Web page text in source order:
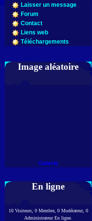
Laisser un message
Forum
Contact
Liens web
Téléchargements
Image aléatoire
Galerie
En ligne
10 Visiteurs, 0 Membre, 0 Modérateur, 0
Administrateur En ligne.